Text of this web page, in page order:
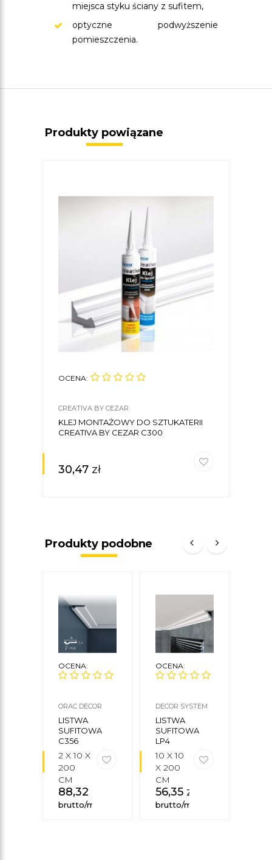
miejsca styku ściany z sufitem,
optyczne podwyższenie
pomieszczenia.
Produkty powiązane
OCENA:
CREATIVA BY CEZAR
KLEJ MONTAŻOWY DO SZTUKATERII
CREATIVA BY CEZAR C300
30,47 zł
Produkty podobne
OCENA:
ORAC DECOR
LISTWA
SUFITOWA
C356
2 X 10 X
200
CM
88,32
brutto/mb
OCENA:
DECOR SYSTEM
LISTWA
SUFITOWA
LP4
10 X 10
X 200
CM
56,35 zł
brutto/mb